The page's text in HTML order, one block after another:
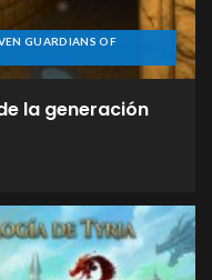
GUARDIANS OF
la generación